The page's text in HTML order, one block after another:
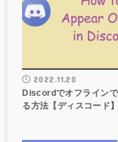
2022.11.20
Discordでオフライン
る方法【ディスコード】